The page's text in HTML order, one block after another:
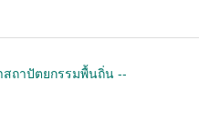
ถาปัตยกรรมพื้นถิ่น --